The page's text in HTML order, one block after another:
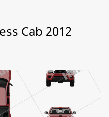
Cab 2012